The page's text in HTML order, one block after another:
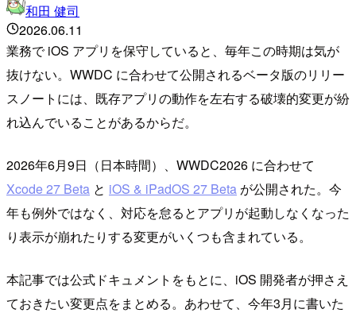
和田 健司
2026.06.11
業務で iOS アプリを保守していると、毎年この時期は気が
抜けない。WWDC に合わせて公開されるベータ版のリリー
スノートには、既存アプリの動作を左右する破壊的変更が紛
れ込んでいることがあるからだ。
2026年6月9日（日本時間）、WWDC2026 に合わせて
Xcode 27 Beta と iOS & iPadOS 27 Beta が公開された。今
年も例外ではなく、対応を怠るとアプリが起動しなくなった
り表示が崩れたりする変更がいくつも含まれている。
本記事では公式ドキュメントをもとに、iOS 開発者が押さえ
ておきたい変更点をまとめる。あわせて、今年3月に書いた